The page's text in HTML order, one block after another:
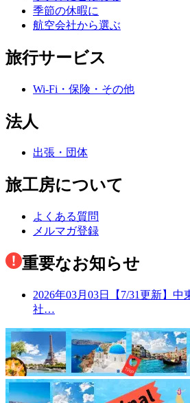
季節の休暇に
航空会社から選ぶ
旅行サービス
Wi-Fi・保険・その他
法人
出張・団体
旅工房について
よくある質問
メルマガ登録
重要なお知らせ
2026年03月03日
【7/31更新】
社…